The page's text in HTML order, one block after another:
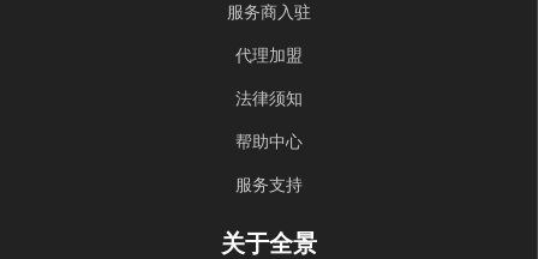
服务商入驻
代理加盟
法律须知
帮助中心
服务支持
关于全景